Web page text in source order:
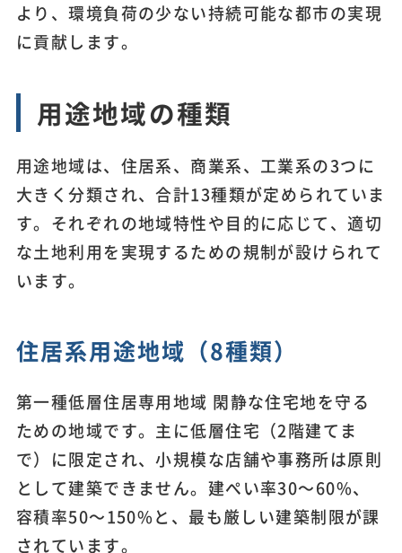
より、環境負荷の少ない持続可能な都市の実現
に貢献します。
用途地域の種類
用途地域は、住居系、商業系、工業系の3つに
大きく分類され、合計13種類が定められていま
す。それぞれの地域特性や目的に応じて、適切
な土地利用を実現するための規制が設けられて
います。
住居系用途地域（8種類）
第一種低層住居専用地域 閑静な住宅地を守る
ための地域です。主に低層住宅（2階建てま
で）に限定され、小規模な店舗や事務所は原則
として建築できません。建ぺい率30～60%、
容積率50～150%と、最も厳しい建築制限が課
されています。